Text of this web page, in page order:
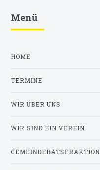
Menü
HOME
TERMINE
WIR ÜBER UNS
WIR SIND EIN VEREIN
GEMEINDERATSFRAKTION